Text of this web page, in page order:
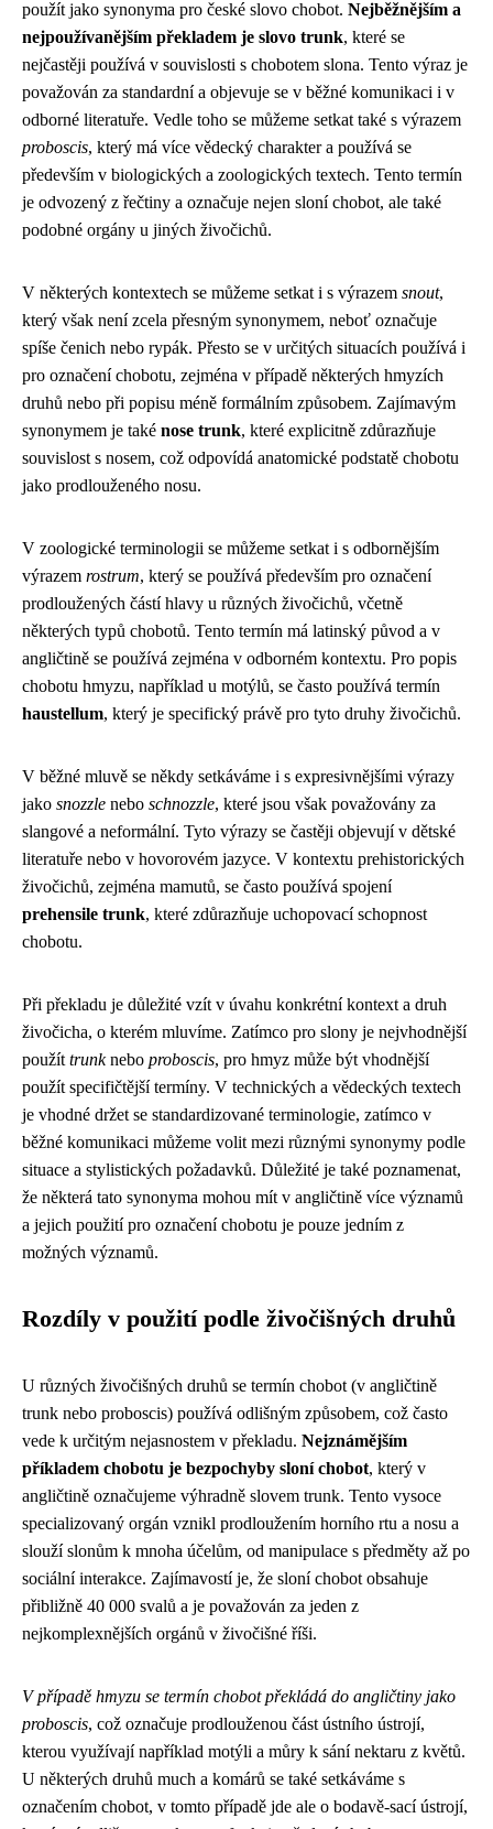
použít jako synonyma pro české slovo chobot. Nejběžnějším a
nejpoužívanějším překladem je slovo trunk, které se
nejčastěji používá v souvislosti s chobotem slona. Tento výraz je
považován za standardní a objevuje se v běžné komunikaci i v
odborné literatuře. Vedle toho se můžeme setkat také s výrazem
proboscis, který má více vědecký charakter a používá se
především v biologických a zoologických textech. Tento termín
je odvozený z řečtiny a označuje nejen sloní chobot, ale také
podobné orgány u jiných živočichů.
V některých kontextech se můžeme setkat i s výrazem snout,
který však není zcela přesným synonymem, neboť označuje
spíše čenich nebo rypák. Přesto se v určitých situacích používá i
pro označení chobotu, zejména v případě některých hmyzích
druhů nebo při popisu méně formálním způsobem. Zajímavým
synonymem je také nose trunk, které explicitně zdůrazňuje
souvislost s nosem, což odpovídá anatomické podstatě chobotu
jako prodlouženého nosu.
V zoologické terminologii se můžeme setkat i s odbornějším
výrazem rostrum, který se používá především pro označení
prodloužených částí hlavy u různých živočichů, včetně
některých typů chobotů. Tento termín má latinský původ a v
angličtině se používá zejména v odborném kontextu. Pro popis
chobotu hmyzu, například u motýlů, se často používá termín
haustellum, který je specifický právě pro tyto druhy živočichů.
V běžné mluvě se někdy setkáváme i s expresivnějšími výrazy
jako snozzle nebo schnozzle, které jsou však považovány za
slangové a neformální. Tyto výrazy se častěji objevují v dětské
literatuře nebo v hovorovém jazyce. V kontextu prehistorických
živočichů, zejména mamutů, se často používá spojení
prehensile trunk, které zdůrazňuje uchopovací schopnost
chobotu.
Při překladu je důležité vzít v úvahu konkrétní kontext a druh
živočicha, o kterém mluvíme. Zatímco pro slony je nejvhodnější
použít trunknebo proboscis, pro hmyz může být vhodnější
použít specifičtější termíny. V technických a vědeckých textech
je vhodné držet se standardizované terminologie, zatímco v
běžné komunikaci můžeme volit mezi různými synonymy podle
situace a stylistických požadavků. Důležité je také poznamenat,
že některá tato synonyma mohou mít v angličtině více významů
a jejich použití pro označení chobotu je pouze jedním z
možných významů.
Rozdíly v použití podle živočišných druhů
U různých živočišných druhů se termín chobot (v angličtině
trunk nebo proboscis) používá odlišným způsobem, což často
vede k určitým nejasnostem v překladu. Nejznámějším
příkladem chobotu je bezpochyby sloní chobot, který v
angličtině označujeme výhradně slovem trunk. Tento vysoce
specializovaný orgán vznikl prodloužením horního rtu a nosu a
slouží slonům k mnoha účelům, od manipulace s předměty až po
sociální interakce. Zajímavostí je, že sloní chobot obsahuje
přibližně 40 000 svalů a je považován za jeden z
nejkomplexnějších orgánů v živočišné říši.
V případě hmyzu se termín chobot překládá do angličtiny jako
proboscis, což označuje prodlouženou část ústního ústrojí,
kterou využívají například motýli a můry k sání nektaru z květů.
U některých druhů much a komárů se také setkáváme s
označením chobot, v tomto případě jde ale o bodavě-sací ústrojí,